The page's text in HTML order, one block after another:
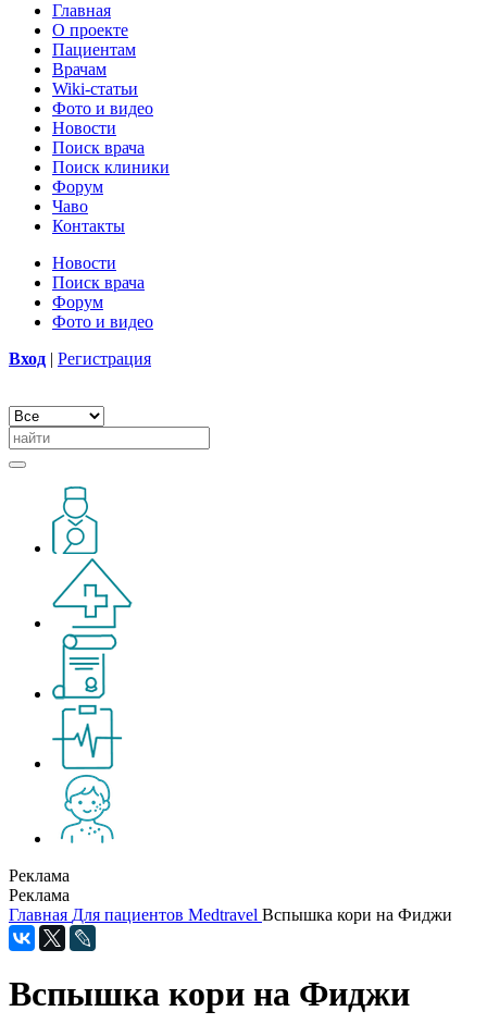
Главная
О проекте
Пациентам
Врачам
Wiki-статьи
Фото и видео
Новости
Поиск врача
Поиск клиники
Форум
Чаво
Контакты
Новости
Поиск врача
Форум
Фото и видео
Вход | Регистрация
Реклама
Реклама
Главная Для пациентов Medtravel Вспышка кори на Фиджи
Вспышка кори на Фиджи